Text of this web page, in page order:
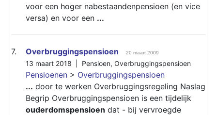
voor een hoger nabestaandenpensioen (en vice
versa) en voor een ...
7. Overbruggingspensioen 20 maart 2009
13 maart 2018 | Pensioen, Overbruggingspensioen
Pensioenen > Overbruggingspensioen
... door te werken Overbruggingsregeling Naslag
Begrip Overbruggingspensioen is een tijdelijk
ouderdomspensioen dat - bij vervroegde